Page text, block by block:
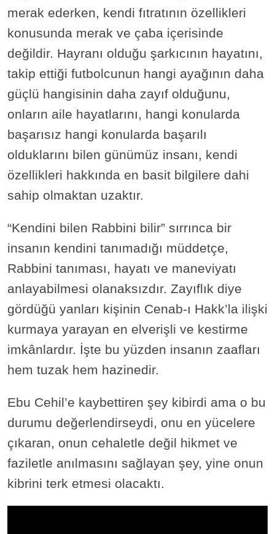
merak ederken, kendi fıtratının özellikleri
konusunda merak ve çaba içerisinde
değildir. Hayranı olduğu şarkıcının hayatını,
takip ettiği futbolcunun hangi ayağının daha
güçlü hangisinin daha zayıf olduğunu,
onların aile hayatlarını, hangi konularda
başarısız hangi konularda başarılı
olduklarını bilen günümüz insanı, kendi
özellikleri hakkında en basit bilgilere dahi
sahip olmaktan uzaktır.
“Kendini bilen Rabbini bilir” sırrınca bir
insanın kendini tanımadığı müddetçe,
Rabbini tanıması, hayatı ve maneviyatı
anlayabilmesi olanaksızdır. Zayıflık diye
gördüğü yanları kişinin Cenab-ı Hakk’la ilişki
kurmaya yarayan en elverişli ve kestirme
imkânlardır. İşte bu yüzden insanın zaafları
hem tuzak hem hazinedir.
Ebu Cehil’e kaybettiren şey kibirdi ama o bu
durumu değerlendirseydi, onu en yücelere
çıkaran, onun cehaletle değil hikmet ve
faziletle anılmasını sağlayan şey, yine onun
kibrini terk etmesi olacaktı.